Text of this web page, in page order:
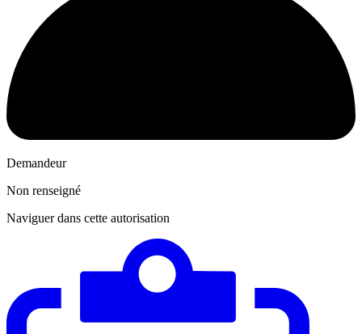
Demandeur
Non renseigné
Naviguer dans cette autorisation